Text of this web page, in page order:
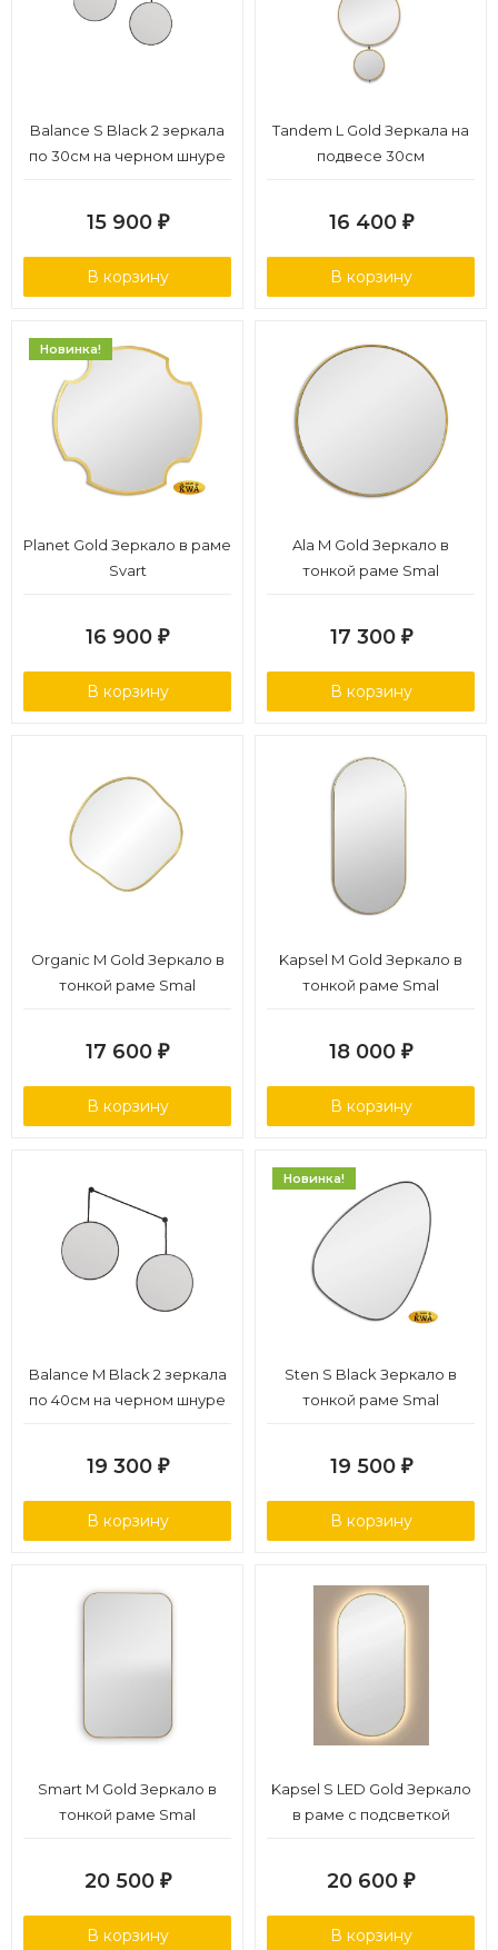
Balance S Black 2 зеркала
по 30см на черном шнуре
15 900 ₽
В корзину
Tandem L Gold Зеркала на
подвесе 30см
16 400 ₽
В корзину
Новинка!
Planet Gold Зеркало в раме
Svart
16 900 ₽
В корзину
Ala M Gold Зеркало в
тонкой раме Smal
17 300 ₽
В корзину
Organic M Gold Зеркало в
тонкой раме Smal
17 600 ₽
В корзину
Kapsel M Gold Зеркало в
тонкой раме Smal
18 000 ₽
В корзину
Balance M Black 2 зеркала
по 40см на черном шнуре
19 300 ₽
В корзину
Новинка!
Sten S Black Зеркало в
тонкой раме Smal
19 500 ₽
В корзину
Smart M Gold Зеркало в
тонкой раме Smal
20 500 ₽
В корзину
Kapsel S LED Gold Зеркало
в раме с подсветкой
20 600 ₽
В корзину